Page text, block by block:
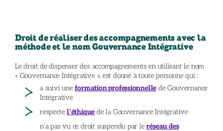
Droit de réaliser des accompagnements avec la
méthode et le nom Gouvernance Intégrative
Le droit de dispenser des accompagnements en utilisant le nom
« Gouvernance Intégrative », est donné à toute personne qui :
a suivi uneformation professionnelle de Gouvernance
Intégrative
respectel’éthique de la Gouvernance Intégrative
n’a pas vu ce droit suspendu par leréseau des